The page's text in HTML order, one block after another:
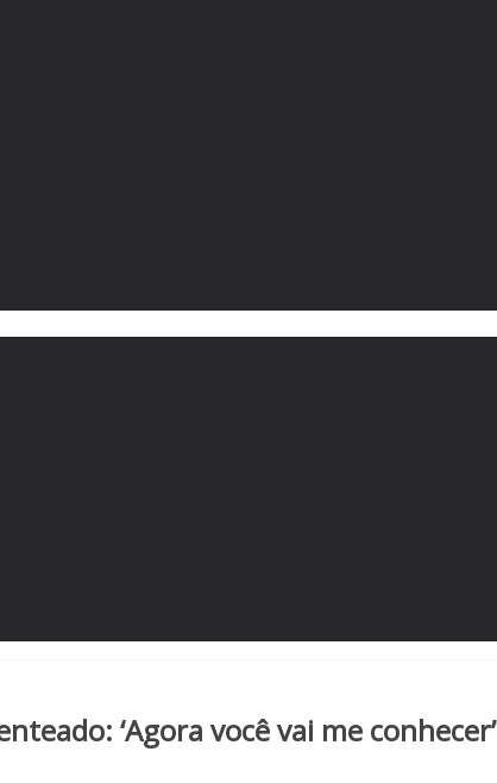
‘Agora você vai me conhecer’